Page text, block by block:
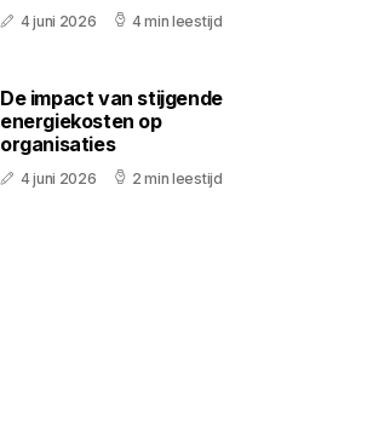
4 juni 2026 4 min leestijd
De impact van stijgende
energiekosten op
organisaties
4 juni 2026 2 min leestijd